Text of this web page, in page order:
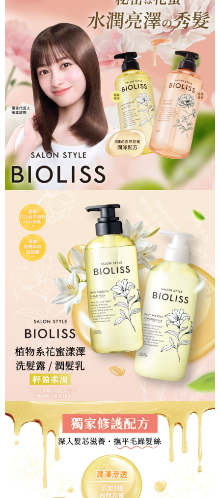
３．未成年的使用者請事先徵得法定代理人或監護人之同意方可使用
「AFTEE先享後付」，若未經同意申辦者引起之損失，本公司不負相關責
任。
４．使用「AFTEE先享後付」時，將依據個別帳號之用戶狀況，依本公司即
時審查核予不同之上限額度；若仍有額度不足之情形，本公司將視審查結果
請求用戶進行身份認證。
５．嚴禁一人註冊多個帳號或使用他人資訊註冊。若發現惡意使用之情形，
恩沛科技股份有限公司將有權停止該用戶之使用額度並採取法律行動。
宅配(本島)
每筆NT$100，滿NT$790(含以上)免運費
付款後寶雅門市自取(由倉庫統一出貨)
每筆NT$80，滿NT$290(含以上)免運費